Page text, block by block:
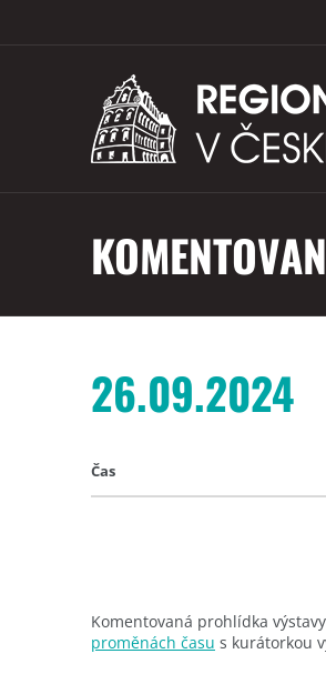
26.09.2024
Čas
Komentovaná prohlídka výstavy
proměnách času s kurátorkou